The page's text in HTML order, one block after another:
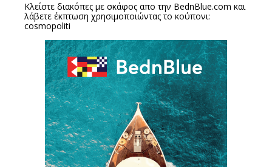
Κλείστε διακόπες με σκάφος απο την BednBlue.com και
λάβετε έκπτωση χρησιμοποιώντας το κούπονι:
cosmopoliti